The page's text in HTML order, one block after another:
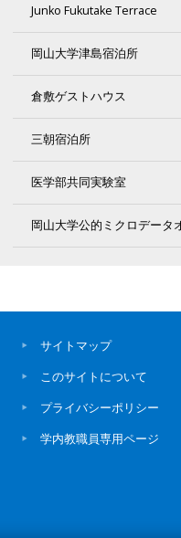
Junko Fukutake Terrace
岡山大学津島宿泊所
倉敷ゲストハウス
三朝宿泊所
医学部共同実験室
岡山大学公的ミクロデータ
サイトマップ
このサイトについて
プライバシーポリシー
学内教職員専用ページ